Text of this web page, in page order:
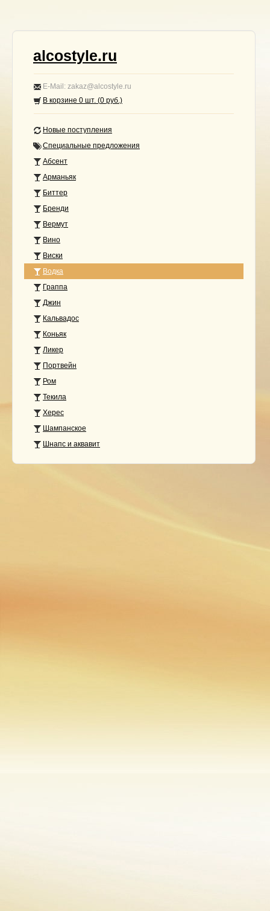
alcostyle.ru
E-Mail: zakaz@alcostyle.ru
В корзине 0 шт. (0 руб.)
Новые поступления
Специальные предложения
Абсент
Арманьяк
Биттер
Бренди
Вермут
Вино
Виски
Водка
Граппа
Джин
Кальвадос
Коньяк
Ликер
Портвейн
Ром
Текила
Херес
Шампанское
Шнапс и аквавит